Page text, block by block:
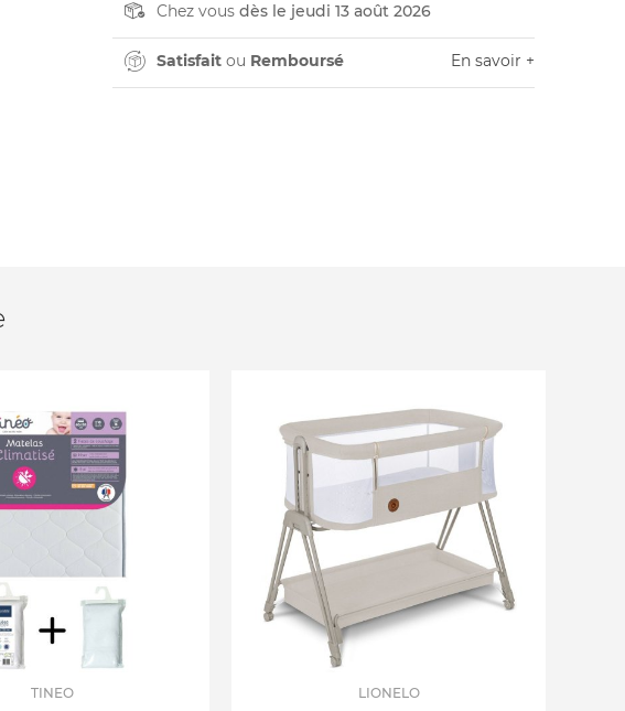
Chez vous dès le jeudi 13 août 2026
Satisfaitou Remboursé En savoir +
TINEO
LIONELO